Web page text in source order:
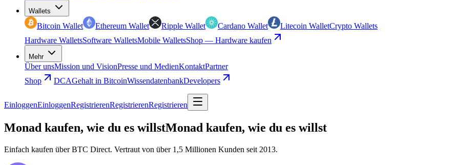
Wallets
Bitcoin Wallet Ethereum Wallet Ripple Wallet Cardano Wallet Litecoin WalletCrypto Wallets
Hardware WalletsSoftware WalletsMobile WalletsShop — Hardware kaufen
Mehr
Über unsMission und VisionPresse und MedienKontaktPartner
Shop
DCAGehalt in BitcoinWissendatenbankDevelopers
EinloggenEinloggenRegistrierenRegistrierenRegistrieren
Monad kaufen, wie du es willstMonad kaufen, wie du es willst
Einfach kaufen über BTC Direct. Vertraut von über 1,5 Millionen Kunden seit 2013.